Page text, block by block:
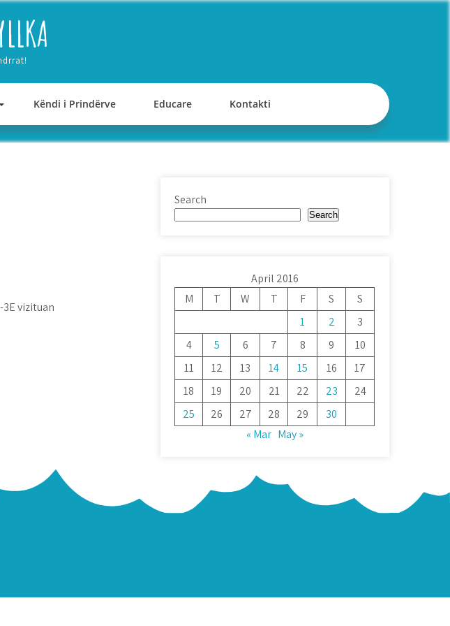
Këndi i Prindërve Educare Kontakti
vizituan
Search
Search
April 2016
M
T W T F S
S
1
2
3
4
5 6 7 8 9
10
11
12 13 14 15 16
17
18
19 20 21 22 23
24
25
26 27 28 29
30
« Mar May »